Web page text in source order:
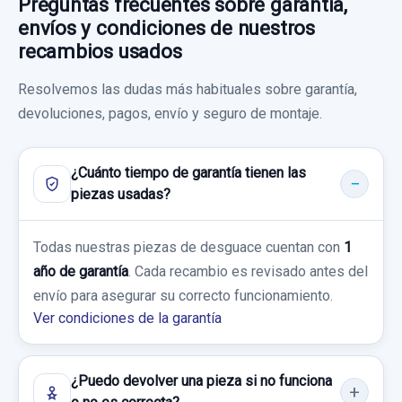
120,00 €
Sin IVA, gastos de envío no incluidos.
Consultar por whatsapp
Garantía 1 año
Ref:657919 OEM:254111KA5A
13,21 €
NISSAN JUKE (F15) KURO
Ref:657976
30,00 €
Sin IVA, gastos de envío no incluidos.
Consultar por whatsapp
TUBO ESCAPE CENTRAL
TUBO ESCAPE CENTRAL usado.
NISSAN JUKE (F15) KURO
Garantía 1 año
50,00 €
Sin IVA, gastos de envío no incluidos.
Consultar por whatsapp
SERVOFRENO 460071KW3B TRW
SERVOFRENO 460071KW3B TRW usado.
NISSAN JUKE (F15) KURO
Garantía 1 año
25,61 €
envíos y condiciones de nuestros
recambios usados
Resolvemos las dudas más habituales sobre garantía,
devoluciones, pagos, envío y seguro de montaje.
¿Cuánto tiempo de garantía tienen las
piezas usadas?
Todas nuestras piezas de desguace cuentan con 1
año de garantía . Cada recambio es revisado antes del
envío para asegurar su correcto funcionamiento.
Ver condiciones de la garantía
¿Puedo devolver una pieza si no funciona